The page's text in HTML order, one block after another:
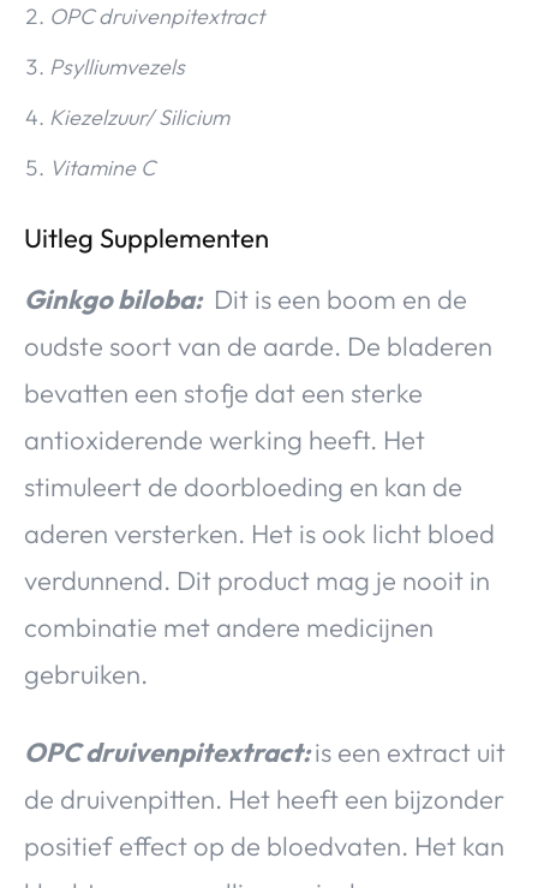
OPC druivenpitextract
Psylliumvezels
Kiezelzuur/ Silicium
Vitamine C
Uitleg Supplementen
Ginkgo biloba: Dit is een boom en de
oudste soort van de aarde. De bladeren
bevatten een stofje dat een sterke
antioxiderende werking heeft. Het
stimuleert de doorbloeding en kan de
aderen versterken. Het is ook licht bloed
verdunnend. Dit product mag je nooit in
combinatie met andere medicijnen
gebruiken.
OPC druivenpitextract:is een extract uit
de druivenpitten. Het heeft een bijzonder
positief effect op de bloedvaten. Het kan